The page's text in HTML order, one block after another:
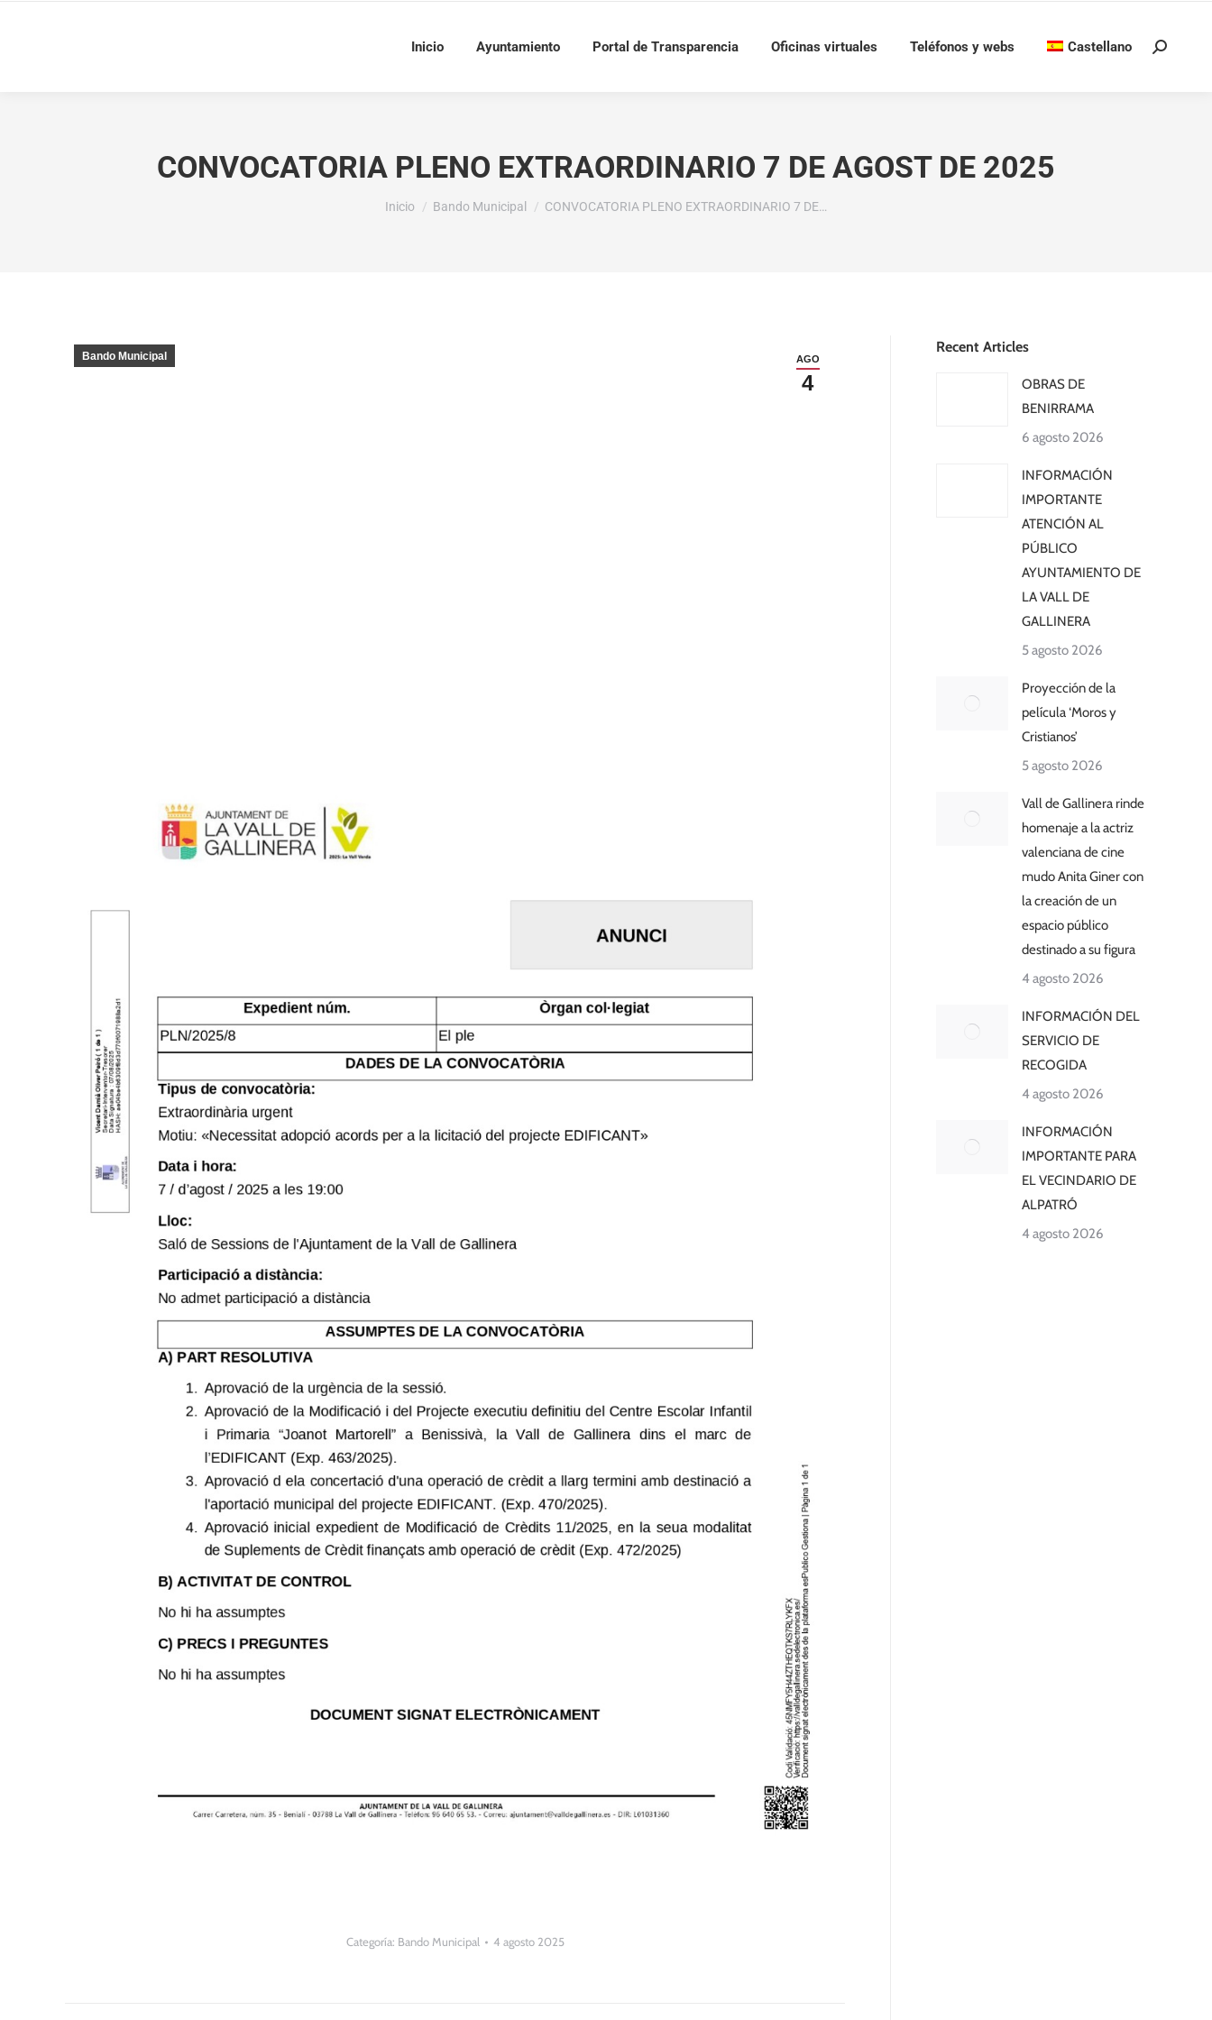
Inicio Ayuntamiento Portal de Transparencia Oficinas virtuales Teléfonos y webs Castellano Buscar:
CONVOCATORIA PLENO EXTRAORDINARIO 7 DE AGOST DE 2025
Estás aquí:
Inicio Bando Municipal CONVOCATORIA PLENO EXTRAORDINARIO 7 DE…
AGO
4
Bando Municipal
Categoría: Bando Municipal 4 agosto 2025
Recent Articles
OBRAS DE
BENIRRAMA
6 agosto 2026
INFORMACIÓN
IMPORTANTE
ATENCIÓN AL
PÚBLICO
AYUNTAMIENTO DE
LA VALL DE
GALLINERA
5 agosto 2026
Proyección de la
película ‘Moros y
Cristianos’
5 agosto 2026
Vall de Gallinera rinde
homenaje a la actriz
valenciana de cine
mudo Anita Giner con
la creación de un
espacio público
destinado a su figura
4 agosto 2026
INFORMACIÓN DEL
SERVICIO DE
RECOGIDA
4 agosto 2026
INFORMACIÓN
IMPORTANTE PARA
EL VECINDARIO DE
ALPATRÓ
4 agosto 2026